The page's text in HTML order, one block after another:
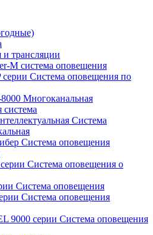
трансляции
M система оповещения
Система оповещения по
Многоканальная
система
Система
Система оповещения
Система оповещения о
Система оповещения
Система оповещения
9000 серии Система оповещения